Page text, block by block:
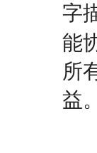
字
能
所
益。